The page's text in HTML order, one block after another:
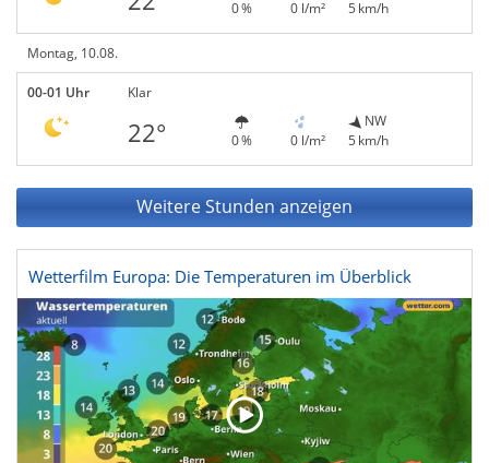
0 % 0 l/m² 5 km/h
Montag, 10.08.
00-01 Uhr Klar
22° 0 % 0 l/m²
NW
5 km/h
Weitere Stunden anzeigen
Wetterfilm Europa: Die Temperaturen im Überblick